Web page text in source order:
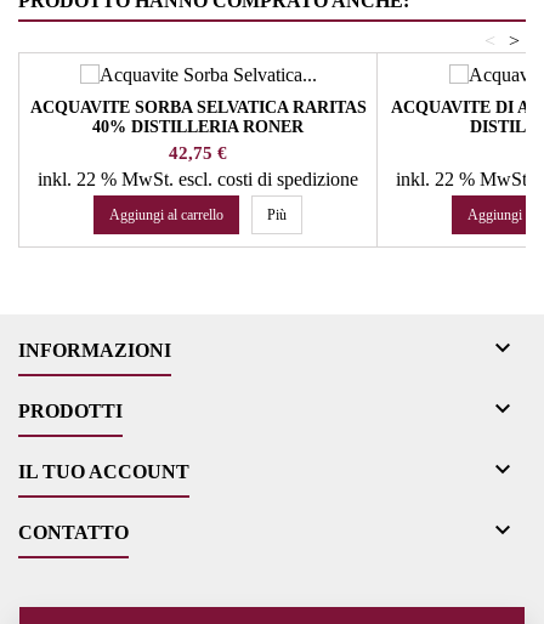
>
<
ACQUAVITE SORBA SELVATICA RARITAS
40% DISTILLERIA RONER
Prezzo
42,75 €
inkl. 22 % MwSt. escl. costi di spedizione
Aggiungi al carrello Più
ACQUAVITE DI
inkl. 22 % MwSt.
Aggiungi al
INFORMAZIONI 
PRODOTTI 
IL TUO ACCOUNT 
CONTATTO 